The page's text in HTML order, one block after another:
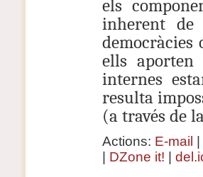
els
inherent de
democràcies
ells aporten
internes
resulta
(a través de
Actions: E-mail
DZone it!